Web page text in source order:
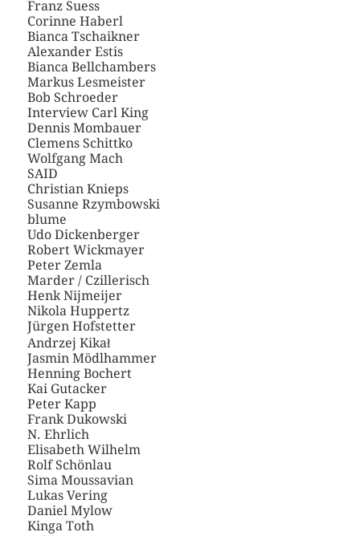
Franz Suess
Corinne Haberl
Bianca Tschaikner
Alexander Estis
Bianca Bellchambers
Markus Lesmeister
Bob Schroeder
Interview Carl King
Dennis Mombauer
Clemens Schittko
Wolfgang Mach
SAID
Christian Knieps
Susanne Rzymbowski
blume
Udo Dickenberger
Robert Wickmayer
Peter Zemla
Marder / Czillerisch
Henk Nijmeijer
Nikola Huppertz
Jürgen Hofstetter
Andrzej Kikał
Jasmin Mödlhammer
Henning Bochert
Kai Gutacker
Peter Kapp
Frank Dukowski
N. Ehrlich
Elisabeth Wilhelm
Rolf Schönlau
Sima Moussavian
Lukas Vering
Daniel Mylow
Kinga Toth